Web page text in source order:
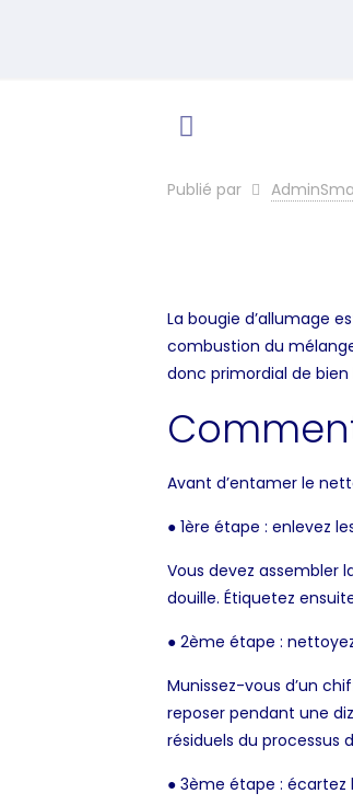
Publié par
La bougie d’allumage
combustion du
donc primordial de
Avant d’entamer le
● 1ère étape : enlevez
Vous devez assembler
douille. Étiquetez
● 2ème étape :
Munissez-vous d’un
reposer pendant une
résiduels du processus
● 3ème étape : écartez